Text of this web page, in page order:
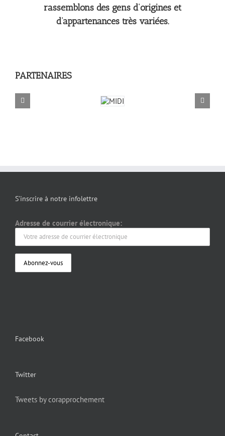
rassemblons des gens d’origines et
d’appartenances très variées.
PARTENAIRES
S’inscrire à notre infolettre
Adresse de courrier électronique:
Facebook
Twitter
Tweets by corapprochement